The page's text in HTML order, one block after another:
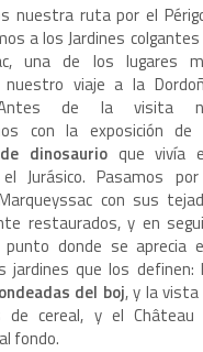
nuestra ruta por el
a los Jardines
una de los lugares
viaje a la
Antes de la visita
con la exposición de
dinosaurioque vivía
Jurásico. Pasamos
con sus
restaurados, y en
punto donde se aprecia
jardines que los definen:
del boj, y la vista
de cereal, y el Château
fondo.